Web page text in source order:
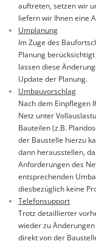
auftreten, setzen wir
liefern wir Ihnen eine
Umplanung
Im Zuge des
Planung
lassen diese
Update der Planung.
Umbauvorschlag
Nach dem Einpflegen
Netz unter
Bauteilen (z.B.
der Baustelle hierzu
dann herausstellen,
Anforderungen des
entsprechenden
diesbezüglich keine
Telefonsupport
Trotz detaillierter
wieder zu
direkt von der